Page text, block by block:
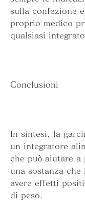
sulla confezione
proprio medico
qualsiasi
Conclusioni
In sintesi, la
un integratore
che può aiutare a
una sostanza
avere effetti
di peso.